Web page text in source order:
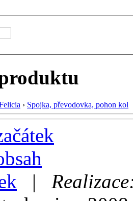
› Spojka, převodovka, pohon kol
|